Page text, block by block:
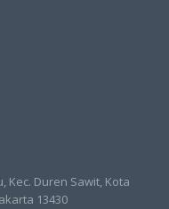
Kec. Duren Sawit, Kota
13430